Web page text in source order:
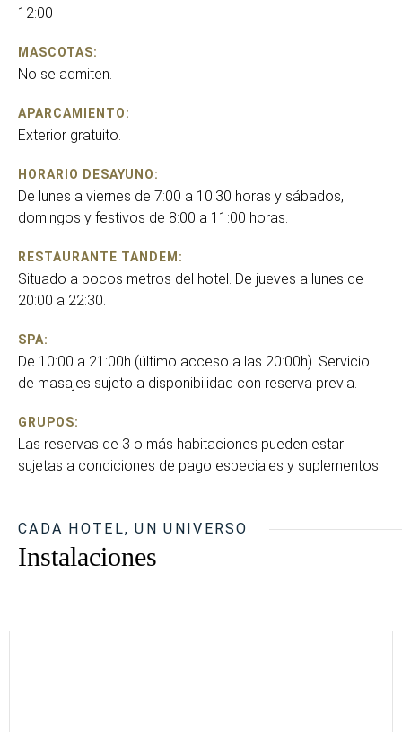
12:00
MASCOTAS:
No se admiten.
APARCAMIENTO:
Exterior gratuito.
HORARIO DESAYUNO:
De lunes a viernes de 7:00 a 10:30 horas y sábados,
domingos y festivos de 8:00 a 11:00 horas.
RESTAURANTE TANDEM:
Situado a pocos metros del hotel. De jueves a lunes de
20:00 a 22:30.
SPA:
De 10:00 a 21:00h (último acceso a las 20:00h). Servicio
de masajes sujeto a disponibilidad con reserva previa.
GRUPOS:
Las reservas de 3 o más habitaciones pueden estar
sujetas a condiciones de pago especiales y suplementos.
CADA HOTEL, UN UNIVERSO
Instalaciones